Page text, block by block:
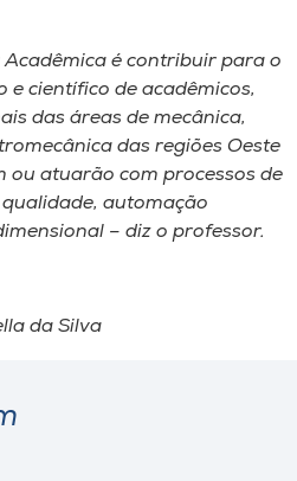
é contribuir para o
científico de acadêmicos,
das áreas de mecânica,
das regiões Oeste
ou atuarão com processos de
automação
– diz o professor.
da Silva